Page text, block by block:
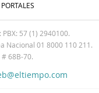
57 (1) 2940100.
Nacional 01 8000 110 211.
68B-70.